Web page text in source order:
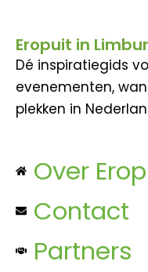
Eropuit in
Dé inspiratiegids
evenementen,
plekken in
Over
Contact
Partners